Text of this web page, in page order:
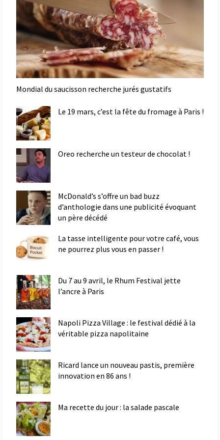
Mondial du saucisson recherche jurés gustatifs
Le 19 mars, c’est la fête du fromage à Paris !
Oreo recherche un testeur de chocolat !
McDonald’s s’offre un bad buzz
d’anthologie dans une publicité évoquant
un père décédé
La tasse intelligente pour votre café, vous
ne pourrez plus vous en passer !
Du 7 au 9 avril, le Rhum Festival jette
l’ancre à Paris
Napoli Pizza Village : le festival dédié à la
véritable pizza napolitaine
Ricard lance un nouveau pastis, première
innovation en 86 ans !
Ma recette du jour : la salade pascale